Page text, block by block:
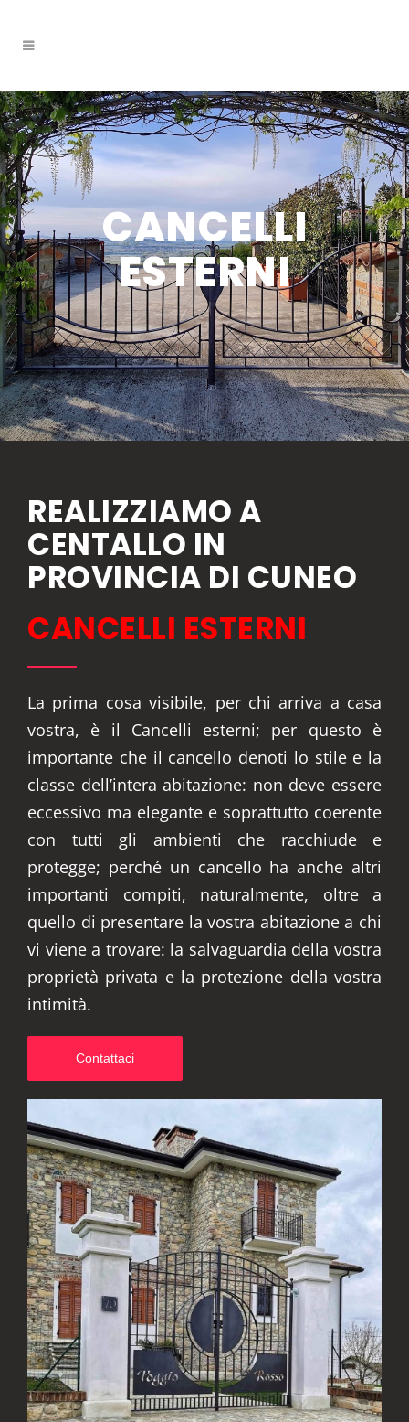
CANCELLI
ESTERNI
REALIZZIAMO A
CENTALLO IN
PROVINCIA DI CUNEO
CANCELLI ESTERNI
La prima cosa visibile, per chi arriva a casa
vostra, è il Cancelli esterni; per questo è
importante che il cancello denoti lo stile e la
classe dell’intera abitazione: non deve essere
eccessivo ma elegante e soprattutto coerente
con tutti gli ambienti che racchiude e
protegge; perché un cancello ha anche altri
importanti compiti, naturalmente, oltre a
quello di presentare la vostra abitazione a chi
vi viene a trovare: la salvaguardia della vostra
proprietà privata e la protezione della vostra
intimità.
Contattaci